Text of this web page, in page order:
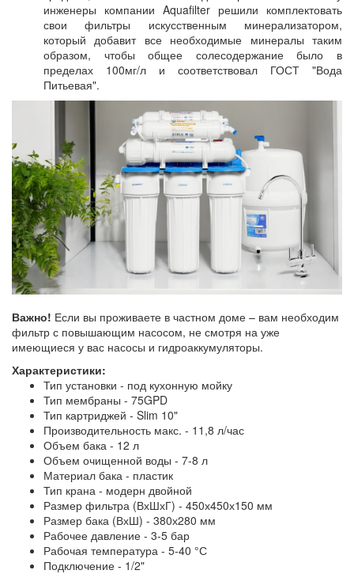
инженеры компании Aquafilter решили комплектовать
свои фильтры искусственным минерализатором,
который добавит все необходимые минералы таким
образом, чтобы общее солесодержание было в
пределах 100мг/л и соответствовал ГОСТ "Вода
Питьевая".
Важно! Если вы проживаете в частном доме – вам необходим
фильтр с повышающим насосом, не смотря на уже
имеющиеся у вас насосы и гидроаккумуляторы.
Характеристики:
Тип установки - под кухонную мойку
Тип мембраны - 75GPD
Тип картриджей - Slim 10"
Производительность макс. - 11,8 л/час
Объем бака - 12 л
Объем очищенной воды - 7-8 л
Материал бака - пластик
Тип крана - модерн двойной
Размер фильтра (ВхШхГ) - 450х450х150 мм
Размер бака (ВхШ) - 380х280 мм
Рабочее давление - 3-5 бар
Рабочая температура - 5-40 °С
Подключение - 1/2"